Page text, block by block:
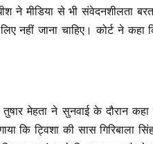
ने मीडिया से भी संवेदनशीलता
नहीं जाना चाहिए। कोर्ट ने
मेहता ने सुनवाई के दौरान कहा
कि ट्विशा की सास गिरिबाला